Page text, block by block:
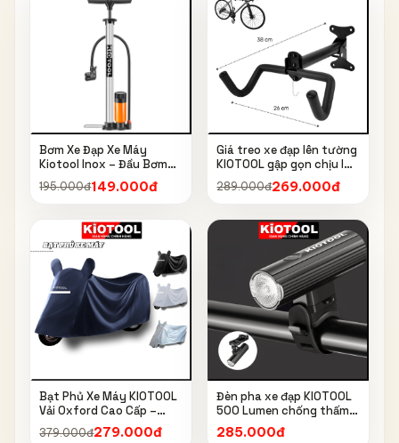
Bơm Xe Đạp Xe Máy
Kiotool Inox – Đầu Bơm
Thông Minh, Kèm Bơm
Bóng, Đồng Hồ 160 PSI
195.000đ149.000đ
Giá treo xe đạp lên tường
KIOTOOL gập gọn chịu lực
cao kèm móc treo mũ bảo
hiểm
289.000đ269.000đ
Bạt Phủ Xe Máy KIOTOOL
Vải Oxford Cao Cấp –
Chống Nắng, Chống Mưa,
Chống Bụi, Chống Tia UV,
379.000đ279.000đ
Đèn pha xe đạp KIOTOOL
500 Lumen chống thấm
nước IPX6 6603
285.000đ